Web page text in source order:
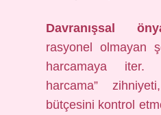
Davranışsal
rasyonel olmayan
harcamaya iter.
harcama”
bütçesini kontrol